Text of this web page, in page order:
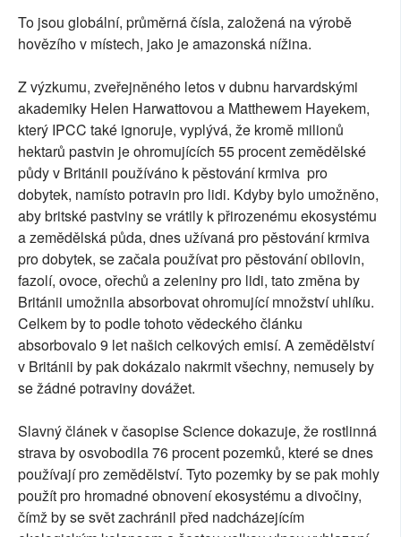
To jsou globální, průměrná čísla, založená na výrobě
hovězího v místech, jako je amazonská nížina.
Z výzkumu, zveřejněného letos v dubnu harvardskými
akademiky Helen Harwattovou a Matthewem Hayekem,
který IPCC také ignoruje, vyplývá, že kromě milionů
hektarů pastvin je ohromujících 55 procent zemědělské
půdy v Británii používáno k pěstování krmiva pro
dobytek, namísto potravin pro lidi. Kdyby bylo umožněno,
aby britské pastviny se vrátily k přirozenému ekosystému
a zemědělská půda, dnes užívaná pro pěstování krmiva
pro dobytek, se začala používat pro pěstování obilovin,
fazolí, ovoce, ořechů a zeleniny pro lidi, tato změna by
Británii umožnila absorbovat ohromující množství uhlíku.
Celkem by to podle tohoto vědeckého článku
absorbovalo 9 let našich celkových emisí. A zemědělství
v Británii by pak dokázalo nakrmit všechny, nemusely by
se žádné potraviny dovážet.
Slavný článek v časopise Science dokazuje, že rostlinná
strava by osvobodila 76 procent pozemků, které se dnes
používají pro zemědělství. Tyto pozemky by se pak mohly
použít pro hromadné obnovení ekosystému a divočiny,
čímž by se svět zachránil před nadcházejícím